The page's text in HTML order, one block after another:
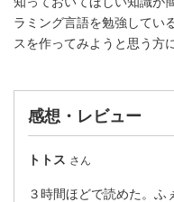
ラミング言語を勉強してい
スを作ってみようと思う方
感想・レビュー
トトス さん
３時間ほどで読めた。ふ